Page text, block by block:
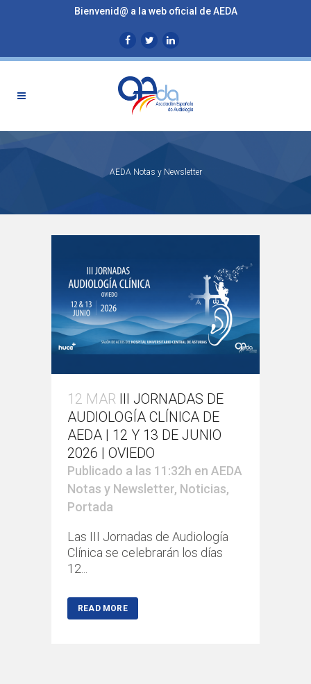
Bienvenid@ a la web oficial de AEDA
AEDA Notas y Newsletter
12 MAR III JORNADAS DE
AUDIOLOGÍA CLÍNICA DE
AEDA | 12 Y 13 DE JUNIO
2026 | OVIEDO
Publicado a las 11:32h en AEDA
Notas y Newsletter, Noticias,
Portada
Las III Jornadas de Audiología
Clínica se celebrarán los días
12...
READ MORE